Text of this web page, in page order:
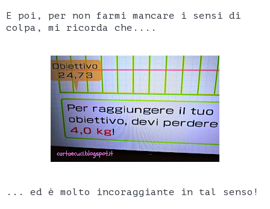
E poi, per non farmi mancare i sensi di
colpa, mi ricorda che....
... ed è molto incoraggiante in tal senso!